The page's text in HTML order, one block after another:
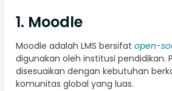
1. Moodle
Moodle adalah LMS bersifat open-
digunakan oleh institusi pendidikan.
disesuaikan dengan kebutuhan
komunitas global yang luas.